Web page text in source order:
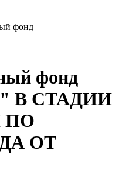
фонд
фонд
В СТАДИИ
ПО
ОТ